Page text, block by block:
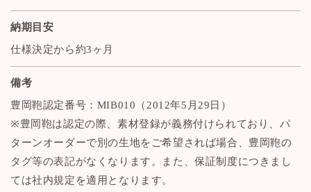
納期目安
仕様決定から約3ヶ月
備考
豊岡鞄認定番号：MIB010（2012年5月29日）
※豊岡鞄は認定の際、素材登録が義務付けられており、パ
ターンオーダーで別の生地をご希望されば場合、豊岡鞄の
タグ等の表記がなくなります。また、保証制度につきまし
ては社内規定を適用となります。